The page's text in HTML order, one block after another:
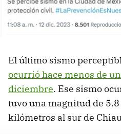
El último sismo
ocurrió hace menos de
diciembre. Ese sismo
tuvo una magnitud de
kilómetros al sur de